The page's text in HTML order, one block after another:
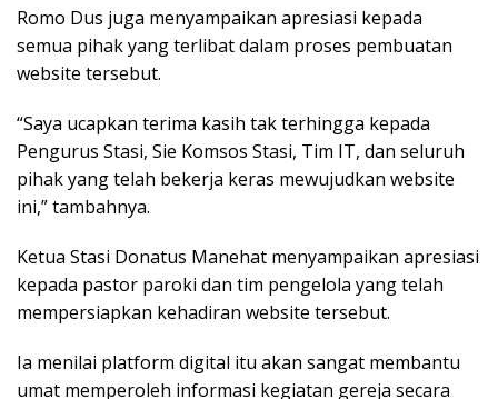
Romo Dus juga menyampaikan apresiasi kepada
semua pihak yang terlibat dalam proses pembuatan
website tersebut.
“Saya ucapkan terima kasih tak terhingga kepada
Pengurus Stasi, Sie Komsos Stasi, Tim IT, dan seluruh
pihak yang telah bekerja keras mewujudkan website
ini,” tambahnya.
Ketua Stasi Donatus Manehat menyampaikan apresiasi
kepada pastor paroki dan tim pengelola yang telah
mempersiapkan kehadiran website tersebut.
Ia menilai platform digital itu akan sangat membantu
umat memperoleh informasi kegiatan gereja secara